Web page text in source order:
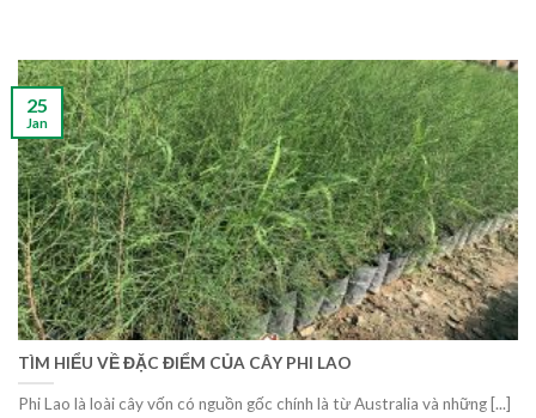
TÌM HIỂU VỀ ĐẶC ĐIỂM CỦA CÂY PHI LAO
Phi Lao là loài cây vốn có nguồn gốc chính là từ Australia và những [...]
25
Jan